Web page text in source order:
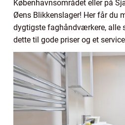
Københavnsområdet eller på
Øens Blikkenslager! Her får du
dygtigste faghåndværkere, alle
dette til gode priser og et